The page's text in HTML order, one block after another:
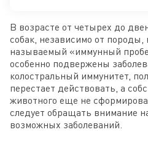
В возрасте от четырех до
собак, независимо от породы,
называемый «иммунный
особенно подвержены
колостральный иммунитет,
перестает действовать, а
животного еще не
следует обращать внимание
возможных заболеваний.